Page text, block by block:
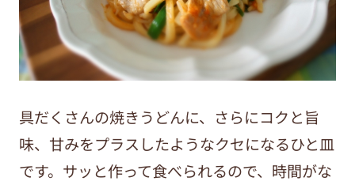
具だくさんの焼きうどんに、さらにコクと旨
味、甘みをプラスしたようなクセになるひと皿
です。サッと作って食べられるので、時間がな